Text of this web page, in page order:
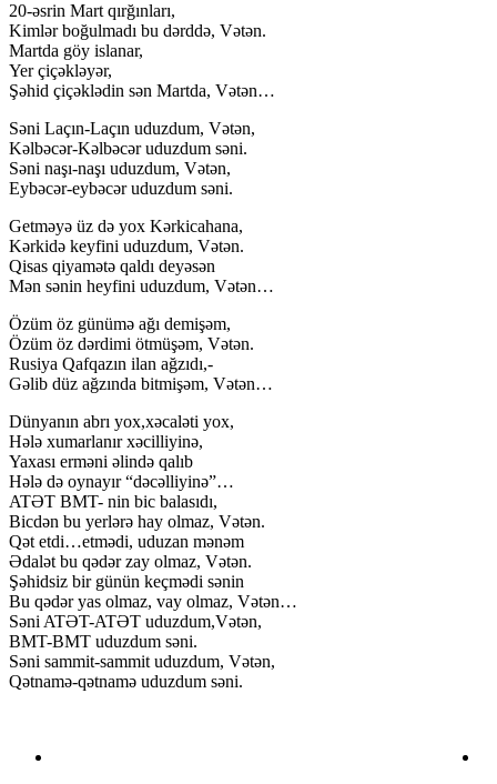
20-əsrin Mart qırğınları,
Kimlər boğulmadı bu dərddə, Vətən.
Martda göy islanar,
Yer çiçəkləyər,
Şəhid çiçəklədin sən Martda, Vətən…
Səni Laçın-Laçın uduzdum, Vətən,
Kəlbəcər-Kəlbəcər uduzdum səni.
Səni naşı-naşı uduzdum, Vətən,
Eybəcər-eybəcər uduzdum səni.
Getməyə üz də yox Kərkicahana,
Kərkidə keyfini uduzdum, Vətən.
Qisas qiyamətə qaldı deyəsən
Mən sənin heyfini uduzdum, Vətən…
Özüm öz günümə ağı demişəm,
Özüm öz dərdimi ötmüşəm, Vətən.
Rusiya Qafqazın ilan ağzıdı,-
Gəlib düz ağzında bitmişəm, Vətən…
Dünyanın abrı yox,xəcaləti yox,
Hələ xumarlanır xəcilliyinə,
Yaxası erməni əlində qalıb
Hələ də oynayır “dəcəlliyinə”…
ATƏT BMT- nin bic balasıdı,
Bicdən bu yerlərə hay olmaz, Vətən.
Qət etdi…etmədi, uduzan mənəm
Ədalət bu qədər zay olmaz, Vətən.
Şəhidsiz bir günün keçmədi sənin
Bu qədər yas olmaz, vay olmaz, Vətən…
Səni ATƏT-ATƏT uduzdum,Vətən,
BMT-BMT uduzdum səni.
Səni sammit-sammit uduzdum, Vətən,
Qətnamə-qətnamə uduzdum səni.